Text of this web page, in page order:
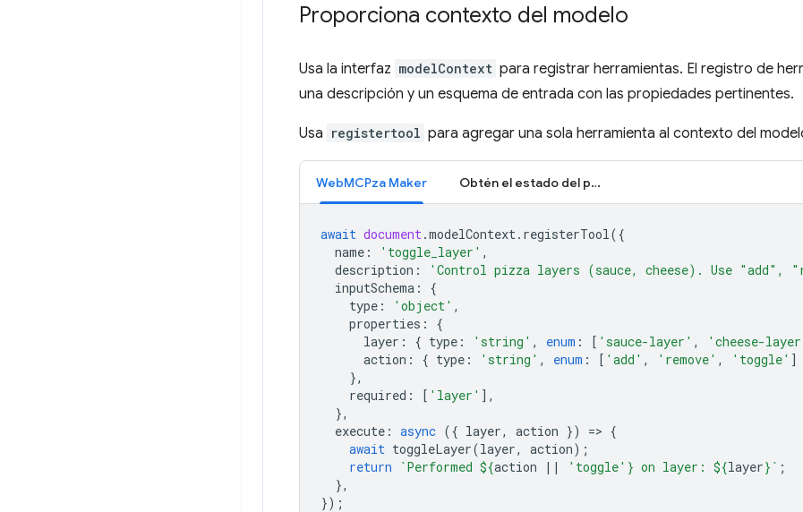
Proporciona contexto del modelo
Usa la interfaz modelContext para registrar herramientas. El registro de
una descripción y un esquema de entrada con las propiedades pertinentes.
Usa registertool para agregar una sola herramienta al contexto del
WebMCPza Maker Obtén el estado del pedido
await document.modelContext. registerTool({
name : 'toggle_layer' ,
description : 'Control pizza layers (sauce, cheese). Use "add",
inputSchema :
{
type : 'object' ,
properties :
{
layer : { type : 'string' , enum : [ 'sauce-layer' , 'cheese-
action : { type : 'string' , enum : [ 'add' , 'remove' , 'toggle' ]
},
required : [ 'layer' ],
},
execute : async ({ layer, action }) => {
await toggleLayer(layer, action);
return
`Performed ${action || 'toggle' } on layer: ${layer} ` ;
},
});